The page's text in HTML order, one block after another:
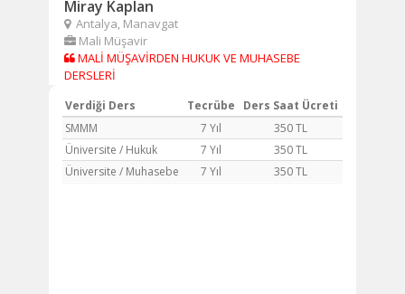
Miray Kaplan
Antalya, Manavgat
Mali Müşavir
MALİ MÜŞAVİRDEN HUKUK VE MUHASEBE
DERSLERİ
Verdiği Ders Tecrübe
Ders Saat Ücreti
SMMM
7 Yıl
350 TL
Üniversite / Hukuk
7 Yıl
350 TL
Üniversite / Muhasebe
7 Yıl 350 TL